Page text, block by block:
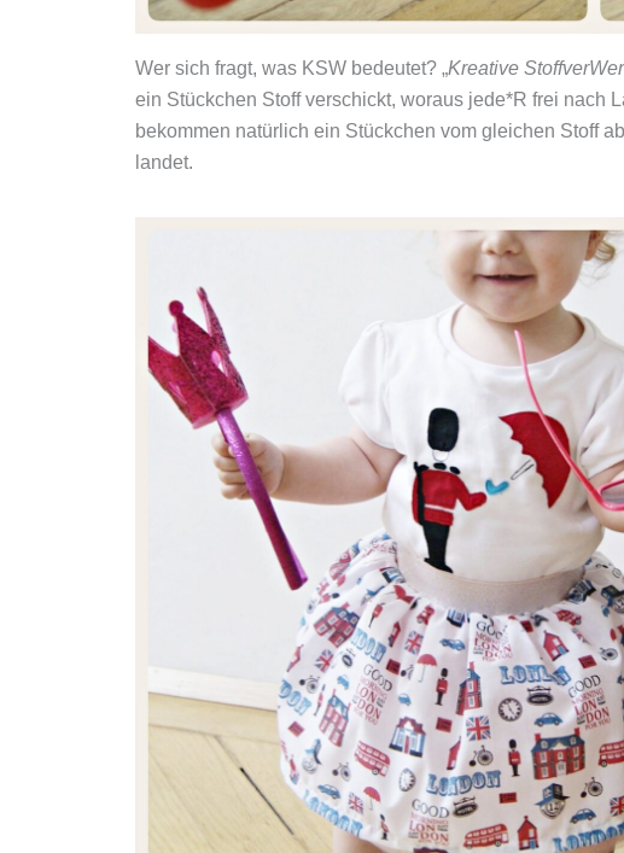
Wer sich fragt, was KSW bedeutet? „Kreative
ein Stückchen Stoff verschickt, woraus jede*R frei nach
bekommen natürlich ein Stückchen vom gleichen Stoff
landet.